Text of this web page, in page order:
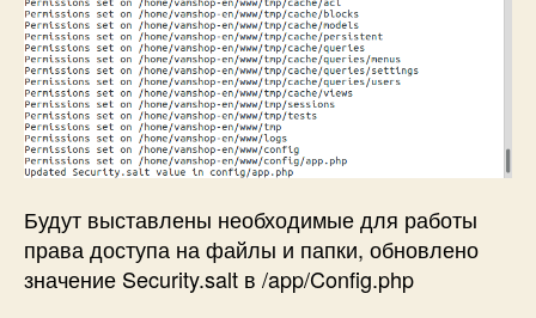
Будут выставлены необходимые для работы
права доступа на файлы и папки, обновлено
значение Security.salt в /app/Config.php